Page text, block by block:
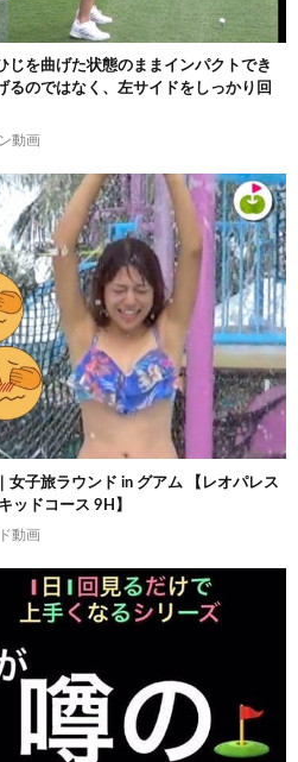
じを曲げた状態のままインパクトでき
るのではなく、左サイドをしっかり回
動画
女子旅ラウンド in グアム 【レオパレス
ッドコース 9H】
動画